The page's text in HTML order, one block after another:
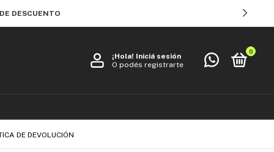
DESCUENTO
¡Hola! Iniciá sesión
O podés registrarte
0
DE DEVOLUCIÓN